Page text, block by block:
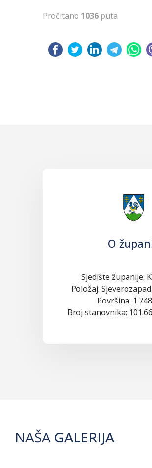
Pročitano 1036 puta
O
Sjedište županije:
Položaj:
Površina:
Broj stanovnika:
NAŠA GALERIJA